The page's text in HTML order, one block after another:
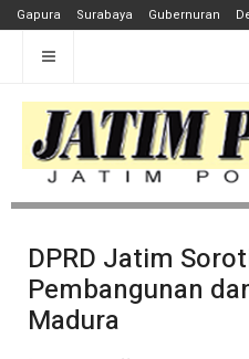
Gapura Surabaya Gubernuran
DPRD Jatim
Pembangunan
Madura